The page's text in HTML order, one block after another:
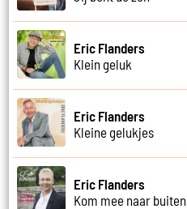
Eric Flanders
Klein geluk
Eric Flanders
Kleine gelukjes
Eric Flanders
Kom mee naar buiten